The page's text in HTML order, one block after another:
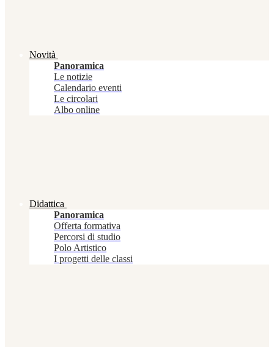
Novità
Panoramica
Le notizie
Calendario eventi
Le circolari
Albo online
Didattica
Panoramica
Offerta formativa
Percorsi di studio
Polo Artistico
I progetti delle classi